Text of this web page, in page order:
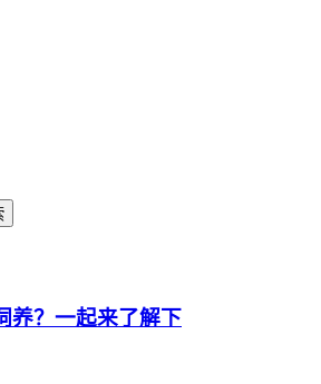
养？一起来了解下